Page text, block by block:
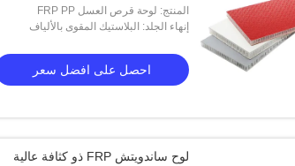
المنتج: لوحة قرص العسل FRP PP
إنهاء الجلد: البلاستيك المقوى بالألياف
احصل على افضل سعر
لوح ساندويتش FRP ذو كثافة عالية